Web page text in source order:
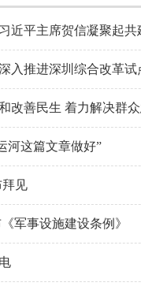
入推进深圳综合改革
改善民生 着力解决群
河这篇文章做好”
拜见
军事设施建设条例》